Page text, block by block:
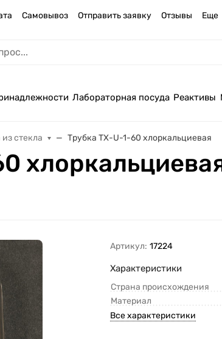
Самовывоз Отправить заявку Отзывы Еще
Лабораторная посуда Реактивы
стекла Трубка ТХ-U-1-60 хлоркальциевая
Артикул: 17224
Характеристики
Страна происхождения
Материал
Все характеристики